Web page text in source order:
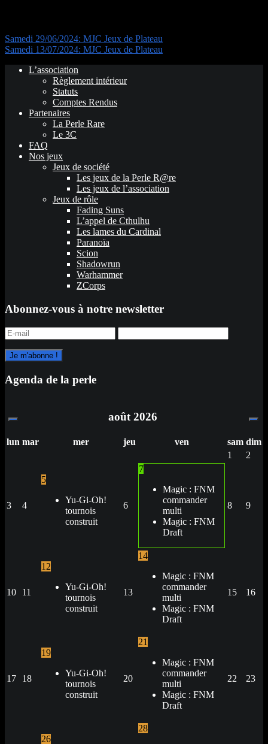
Samedi 29/06/2024: MJC Jeux de Plateau
Samedi 13/07/2024: MJC Jeux de Plateau
L’association
Règlement intérieur
Statuts
Comptes Rendus
Partenaires
La Perle Rare
Le 3C
FAQ
Nos jeux
Jeux de société
Les jeux de la Perle R@re
Les jeux de l’association
Jeux de rôle
Fading Suns
L’appel de Cthulhu
Les lames du Cardinal
Paranoïa
Scion
Shadowrun
Warhammer
ZCorps
Abonnez-vous à notre newsletter
Agenda de la perle
août 2026
lun mar mer jeu ven sam dim
1
2
3 4
5
Yu-Gi-Oh!
tournois
construit
6
7
Magic : FNM
commander
multi
Magic : FNM
Draft
8 9
10 11
12
Yu-Gi-Oh!
tournois
construit
13
14
Magic : FNM
commander
multi
Magic : FNM
Draft
15 16
17 18
19
Yu-Gi-Oh!
tournois
construit
20
21
Magic : FNM
commander
multi
Magic : FNM
Draft
22 23
26
28